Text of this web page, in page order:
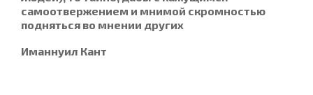
самоотвержением и мнимой скромностью
подняться во мнении других
Иманнуил Кант